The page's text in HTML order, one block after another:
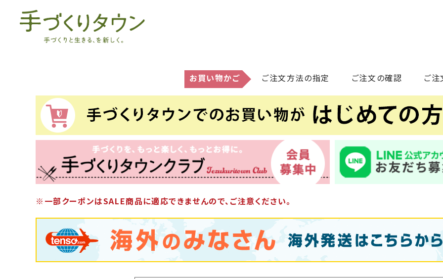
お買い物かご ご注文方法の指定 ご注文の確認 ご
※一部クーポンはSALE商品に適応できませんので、ご注意ください。